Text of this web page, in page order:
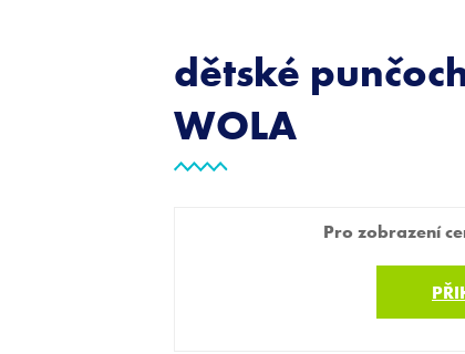
dětské
WOLA
Pro zobrazení